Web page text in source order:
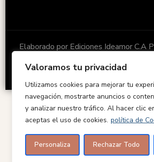
Valoramos tu privacidad
Utilizamos cookies para mejorar tu
navegación, mostrarte anuncios o
y analizar nuestro tráfico. Al hacer clic
aceptas el uso de cookies. política de
Personaliza Rechazar Todo
Elaborado por Ediciones Ideamor C.A
WordPress